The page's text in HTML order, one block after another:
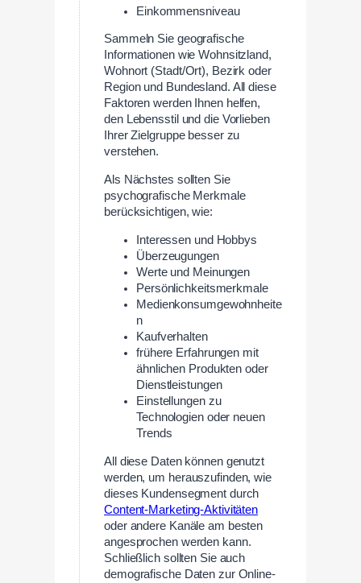
Einkommensniveau
Sammeln Sie geografische
Informationen wie Wohnsitzland,
Wohnort (Stadt/Ort), Bezirk oder
Region und Bundesland. All diese
Faktoren werden Ihnen helfen,
den Lebensstil und die Vorlieben
Ihrer Zielgruppe besser zu
verstehen.
Als Nächstes sollten Sie
psychografische Merkmale
berücksichtigen, wie:
Interessen und Hobbys
Überzeugungen
Werte und Meinungen
Persönlichkeitsmerkmale
Medienkonsumgewohnheite
n
Kaufverhalten
frühere Erfahrungen mit
ähnlichen Produkten oder
Dienstleistungen
Einstellungen zu
Technologien oder neuen
Trends
All diese Daten können genutzt
werden, um herauszufinden, wie
dieses Kundensegment durch
Content-Marketing-Aktivitäten
oder andere Kanäle am besten
angesprochen werden kann.
Schließlich sollten Sie auch
demografische Daten zur Online-